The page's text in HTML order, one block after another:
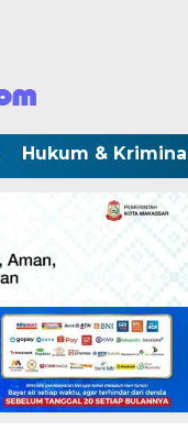
Hukum &